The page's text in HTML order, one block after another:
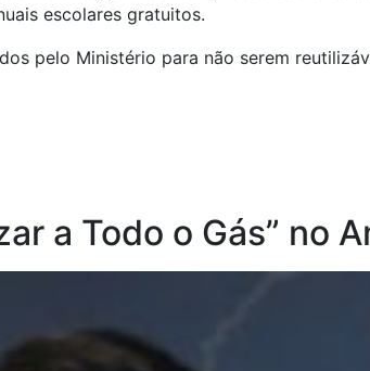
escolares gratuitos.
pelo Ministério para não serem
a Todo o Gás” no